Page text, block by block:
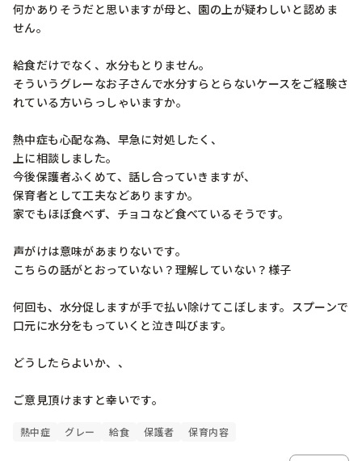
何かありそうだと思いますが母と、園の上が疑わしいと認めま
せん。
給食だけでなく、水分もとりません。
そういうグレーなお子さんで水分すらとらないケースをご経験さ
れている方いらっしゃいますか。
熱中症も心配な為、早急に対処したく、
上に相談しました。
今後保護者ふくめて、話し合っていきますが、
保育者として工夫などありますか。
家でもほぼ食べず、チョコなど食べているそうです。
声がけは意味があまりないです。
こちらの話がとおっていない？理解していない？様子
何回も、水分促しますが手で払い除けてこぼします。スプーンで
口元に水分をもっていくと泣き叫びます。
どうしたらよいか、、
ご意見頂けますと幸いです。
熱中症 グレー 給食 保護者 保育内容